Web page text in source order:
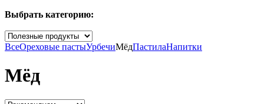
Выбрать категорию:
ВсеОреховые пастыУрбечиМёдПастилаНапитки
Мёд